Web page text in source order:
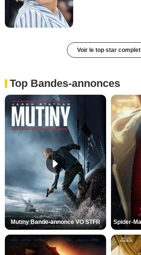
Voir le top star complet
Top Bandes-annonces
Mutiny Bande-annonce VO STFR